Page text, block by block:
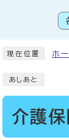
現在位置 ホ
あしあと
介護